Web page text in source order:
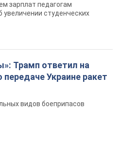
зарплат педагогам
увеличении студенческих
Трамп ответил на
передаче Украине ракет
видов боеприпасов